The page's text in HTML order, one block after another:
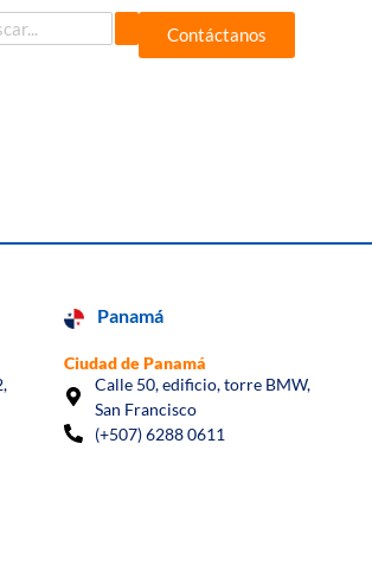
Contáctanos
Panamá
Ciudad de Panamá
Calle 50, edificio, torre BMW,
San Francisco
(+507) 6288 0611